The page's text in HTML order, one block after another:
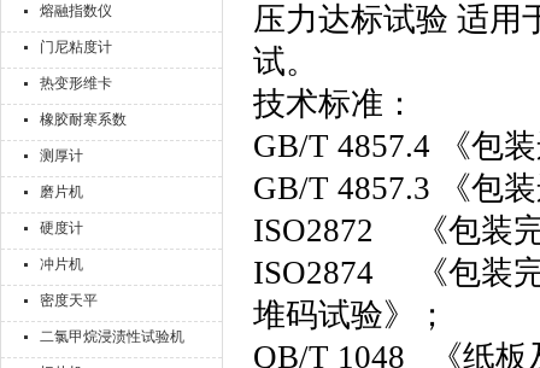
熔融指数仪
门尼粘度计
热变形维卡
橡胶耐寒系数
测厚计
磨片机
硬度计
冲片机
密度天平
二氯甲烷浸渍性试验机
压力达标试验 适用
试。
技术标准：
GB/T 4857.4 《包
GB/T 4857.3 《包
ISO2872 《包装
ISO2874 《包装
堆码试验》；
QB/T 1048 《纸板